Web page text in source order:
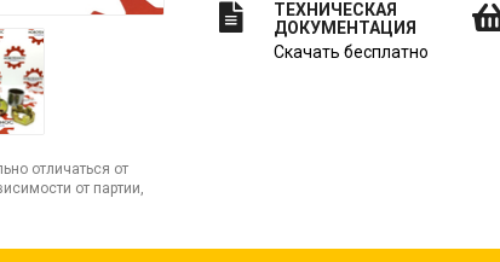
отличаться от
от партии,
ТЕХНИЧЕСКАЯ
ДОКУМЕНТАЦИЯ
Скачать бесплатно